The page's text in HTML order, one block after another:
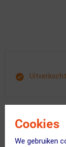
Cookies
We gebruiken
Uitverkocht